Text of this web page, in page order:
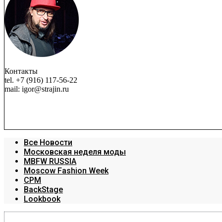
Контакты
tel. +7 (916) 117-56-22
mail: igor@strajin.ru
Все Новости
Московская неделя моды
MBFW RUSSIA
Moscow Fashion Week
CPM
BackStage
Lookbook